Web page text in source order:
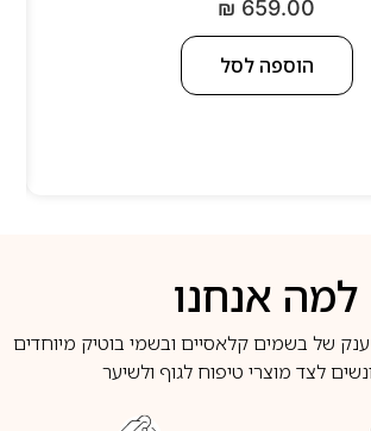
₪ 659.00
הוספה לסל
למה אנחנו
של בשמים קלאסיים ובשמי בוטיק מיוחדים
לצד מוצרי טיפוח לגוף ולשיער